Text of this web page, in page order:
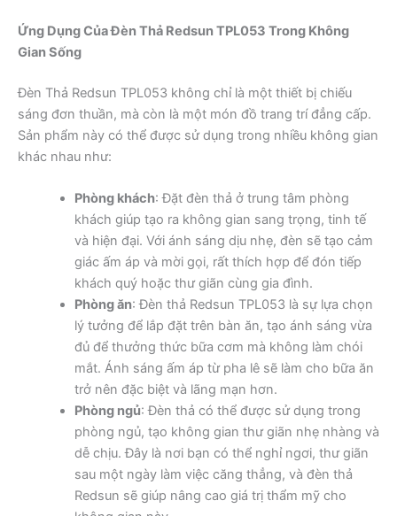
Ứng Dụng Của Đèn Thả Redsun TPL053 Trong Không
Gian Sống
Đèn Thả Redsun TPL053 không chỉ là một thiết bị chiếu
sáng đơn thuần, mà còn là một món đồ trang trí đẳng cấp.
Sản phẩm này có thể được sử dụng trong nhiều không gian
khác nhau như:
Phòng khách: Đặt đèn thả ở trung tâm phòng
khách giúp tạo ra không gian sang trọng, tinh tế
và hiện đại. Với ánh sáng dịu nhẹ, đèn sẽ tạo cảm
giác ấm áp và mời gọi, rất thích hợp để đón tiếp
khách quý hoặc thư giãn cùng gia đình.
Phòng ăn: Đèn thả Redsun TPL053 là sự lựa chọn
lý tưởng để lắp đặt trên bàn ăn, tạo ánh sáng vừa
đủ để thưởng thức bữa cơm mà không làm chói
mắt. Ánh sáng ấm áp từ pha lê sẽ làm cho bữa ăn
trở nên đặc biệt và lãng mạn hơn.
Phòng ngủ: Đèn thả có thể được sử dụng trong
phòng ngủ, tạo không gian thư giãn nhẹ nhàng và
dễ chịu. Đây là nơi bạn có thể nghỉ ngơi, thư giãn
sau một ngày làm việc căng thẳng, và đèn thả
Redsun sẽ giúp nâng cao giá trị thẩm mỹ cho